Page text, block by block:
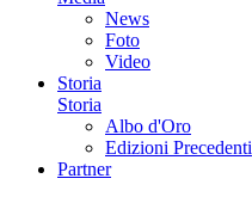
News
Foto
Video
Storia
Storia
Albo d'Oro
Edizioni Precedenti
Partner